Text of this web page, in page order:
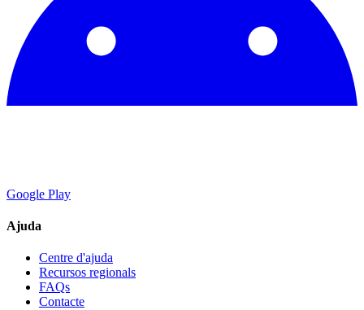
Google Play
Ajuda
Centre d'ajuda
Recursos regionals
FAQs
Contacte